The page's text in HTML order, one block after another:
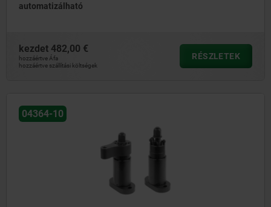
automatizálható
kezdet 482,00 €
hozzáértve Áfa
hozzáértve szállítási költségek
RÉSZLETEK
04364-10